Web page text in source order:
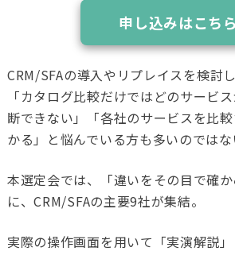
申し込みはこちら
CRM/SFAの導入やリプレイスを検討
「カタログ比較だけではどのサービ
断できない」「各社のサービスを比
かる」と悩んでいる方も多いのではな
本選定会では、「違いをその目で確
に、CRM/SFAの主要9社が集結。
実際の操作画面を用いて「実演解説」